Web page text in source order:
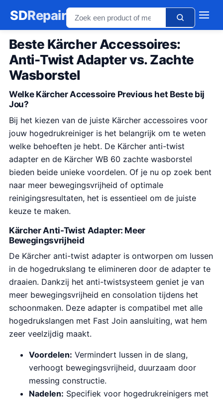
SDRepair
Beste Kärcher Accessoires:
Anti-Twist Adapter vs. Zachte
Wasborstel
Welke Kärcher Accessoire Previous het Beste bij
Jou?
Bij het kiezen van de juiste Kärcher accessoires voor
jouw hogedrukreiniger is het belangrijk om te weten
welke behoeften je hebt. De Kärcher anti-twist
adapter en de Kärcher WB 60 zachte wasborstel
bieden beide unieke voordelen. Of je nu op zoek bent
naar meer bewegingsvrijheid of optimale
reinigingsresultaten, het is essentieel om de juiste
keuze te maken.
Kärcher Anti-Twist Adapter: Meer
Bewegingsvrijheid
De Kärcher anti-twist adapter is ontworpen om lussen
in de hogedrukslang te elimineren door de adapter te
draaien. Dankzij het anti-twistsysteem geniet je van
meer bewegingsvrijheid en consolation tijdens het
schoonmaken. Deze adapter is compatibel met alle
hogedrukslangen met Fast Join aansluiting, wat hem
zeer veelzijdig maakt.
Voordelen: Vermindert lussen in de slang,
verhoogt bewegingsvrijheid, duurzaam door
messing constructie.
Nadelen: Specifiek voor hogedrukreinigers met